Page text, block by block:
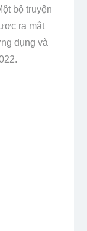
bộ truyện
ra mắt
dụng và